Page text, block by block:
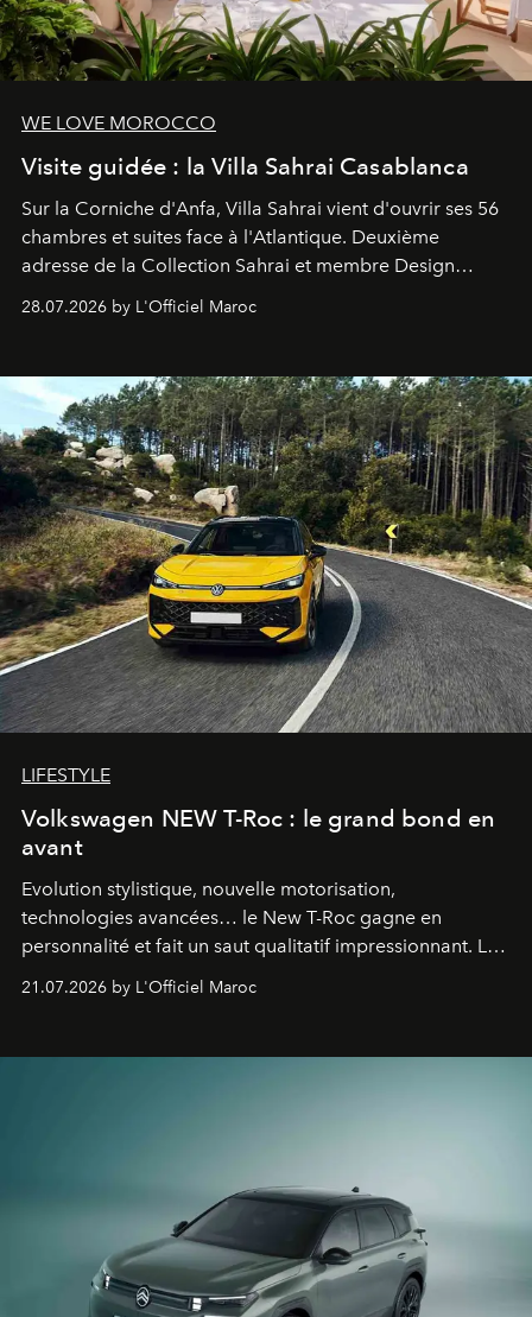
WE LOVE MOROCCO
Visite guidée : la Villa Sahrai Casablanca
Sur la Corniche d'Anfa, Villa Sahrai vient d'ouvrir ses 56
chambres et suites face à l'Atlantique. Deuxième
adresse de la Collection Sahrai et membre Design
Hotels, ce boutique-hôtel cinq étoiles signé Christophe
Pillet promet un lieu de vie complet. On y a déjeuné…
28.07.2026 by L'Officiel Maroc
LIFESTYLE
Volkswagen NEW T-Roc : le grand bond en
avant
Evolution stylistique, nouvelle motorisation,
technologies avancées… le New T-Roc gagne en
personnalité et fait un saut qualitatif impressionnant. Le
constructeur allemand a revu en profondeur son SUV
fétiche pour le rendre plus premium. Et le pari semble
21.07.2026 by L'Officiel Maroc